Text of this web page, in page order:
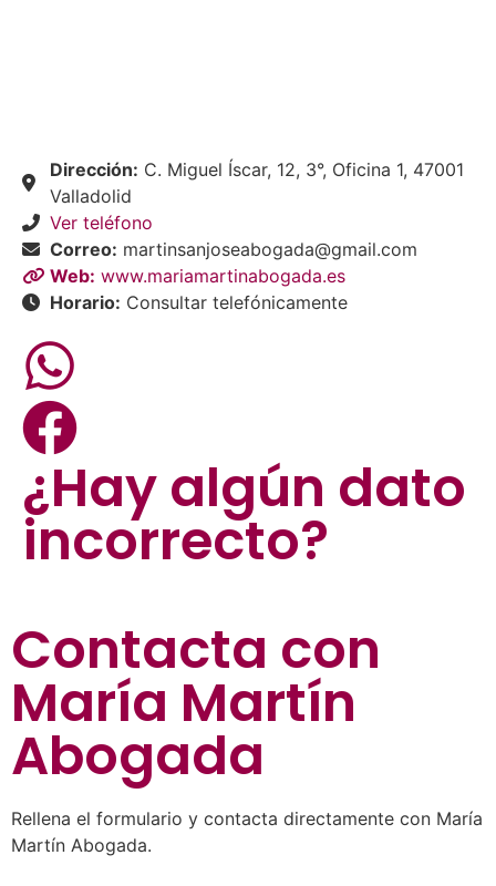
Dirección: C. Miguel Íscar, 12, 3°, Oficina 1, 47001
Valladolid
Ver teléfono
Correo: martinsanjoseabogada@gmail.com
Web: www.mariamartinabogada.es
Horario: Consultar telefónicamente
¿Hay algún dato
incorrecto?
Contacta con
María Martín
Abogada
Rellena el formulario y contacta directamente con María
Martín Abogada.